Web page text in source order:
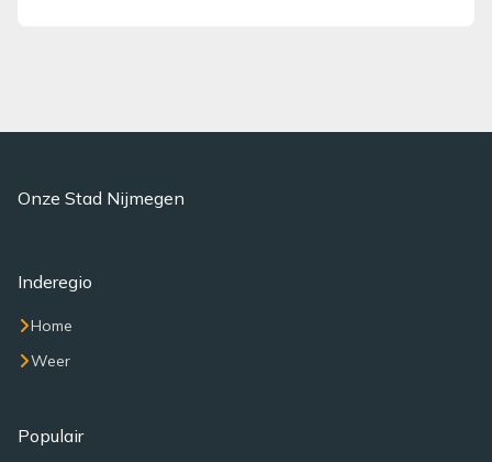
Onze Stad Nijmegen
Inderegio
Home
Weer
Populair